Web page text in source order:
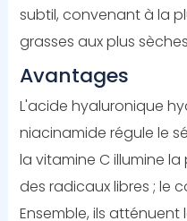
subtil, convenant à la
grasses aux plus
Avantages
L'acide hyaluronique
niacinamide régule le
la vitamine C illumine
des radicaux libres ; le
Ensemble, ils atténuent